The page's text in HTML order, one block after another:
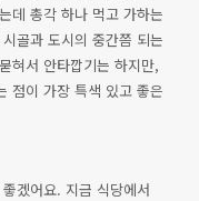
데 총각 하나 먹고 가하는
골과 도시의 중간쯤 되는
혀서 안타깝기는 하지만,
점이 가장 특색 있고 좋은
겠어요. 지금 식당에서